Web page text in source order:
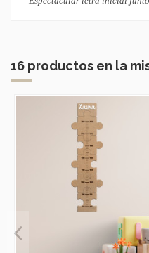
16 productos en la